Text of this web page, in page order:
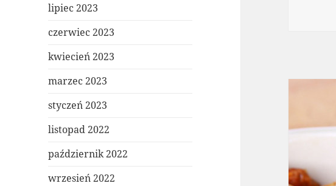
lipiec 2023
czerwiec 2023
kwiecień 2023
marzec 2023
styczeń 2023
listopad 2022
październik 2022
wrzesień 2022